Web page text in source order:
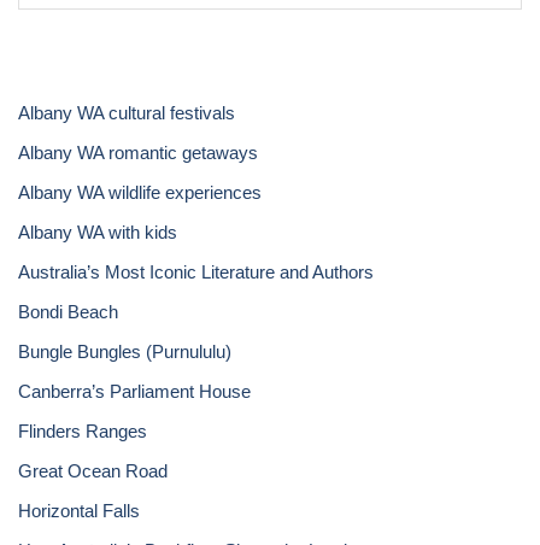
Albany WA cultural festivals
Albany WA romantic getaways
Albany WA wildlife experiences
Albany WA with kids
Australia’s Most Iconic Literature and Authors
Bondi Beach
Bungle Bungles (Purnululu)
Canberra’s Parliament House
Flinders Ranges
Great Ocean Road
Horizontal Falls